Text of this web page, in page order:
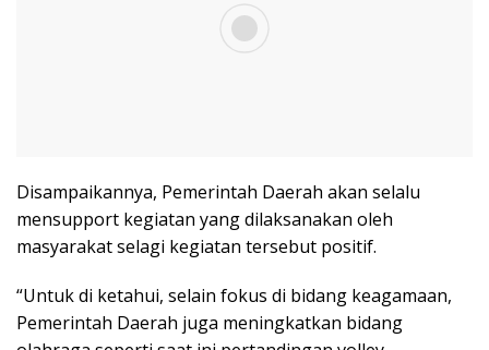
Disampaikannya, Pemerintah Daerah akan selalu
mensupport kegiatan yang dilaksanakan oleh
masyarakat selagi kegiatan tersebut positif.
“Untuk di ketahui, selain fokus di bidang keagamaan,
Pemerintah Daerah juga meningkatkan bidang